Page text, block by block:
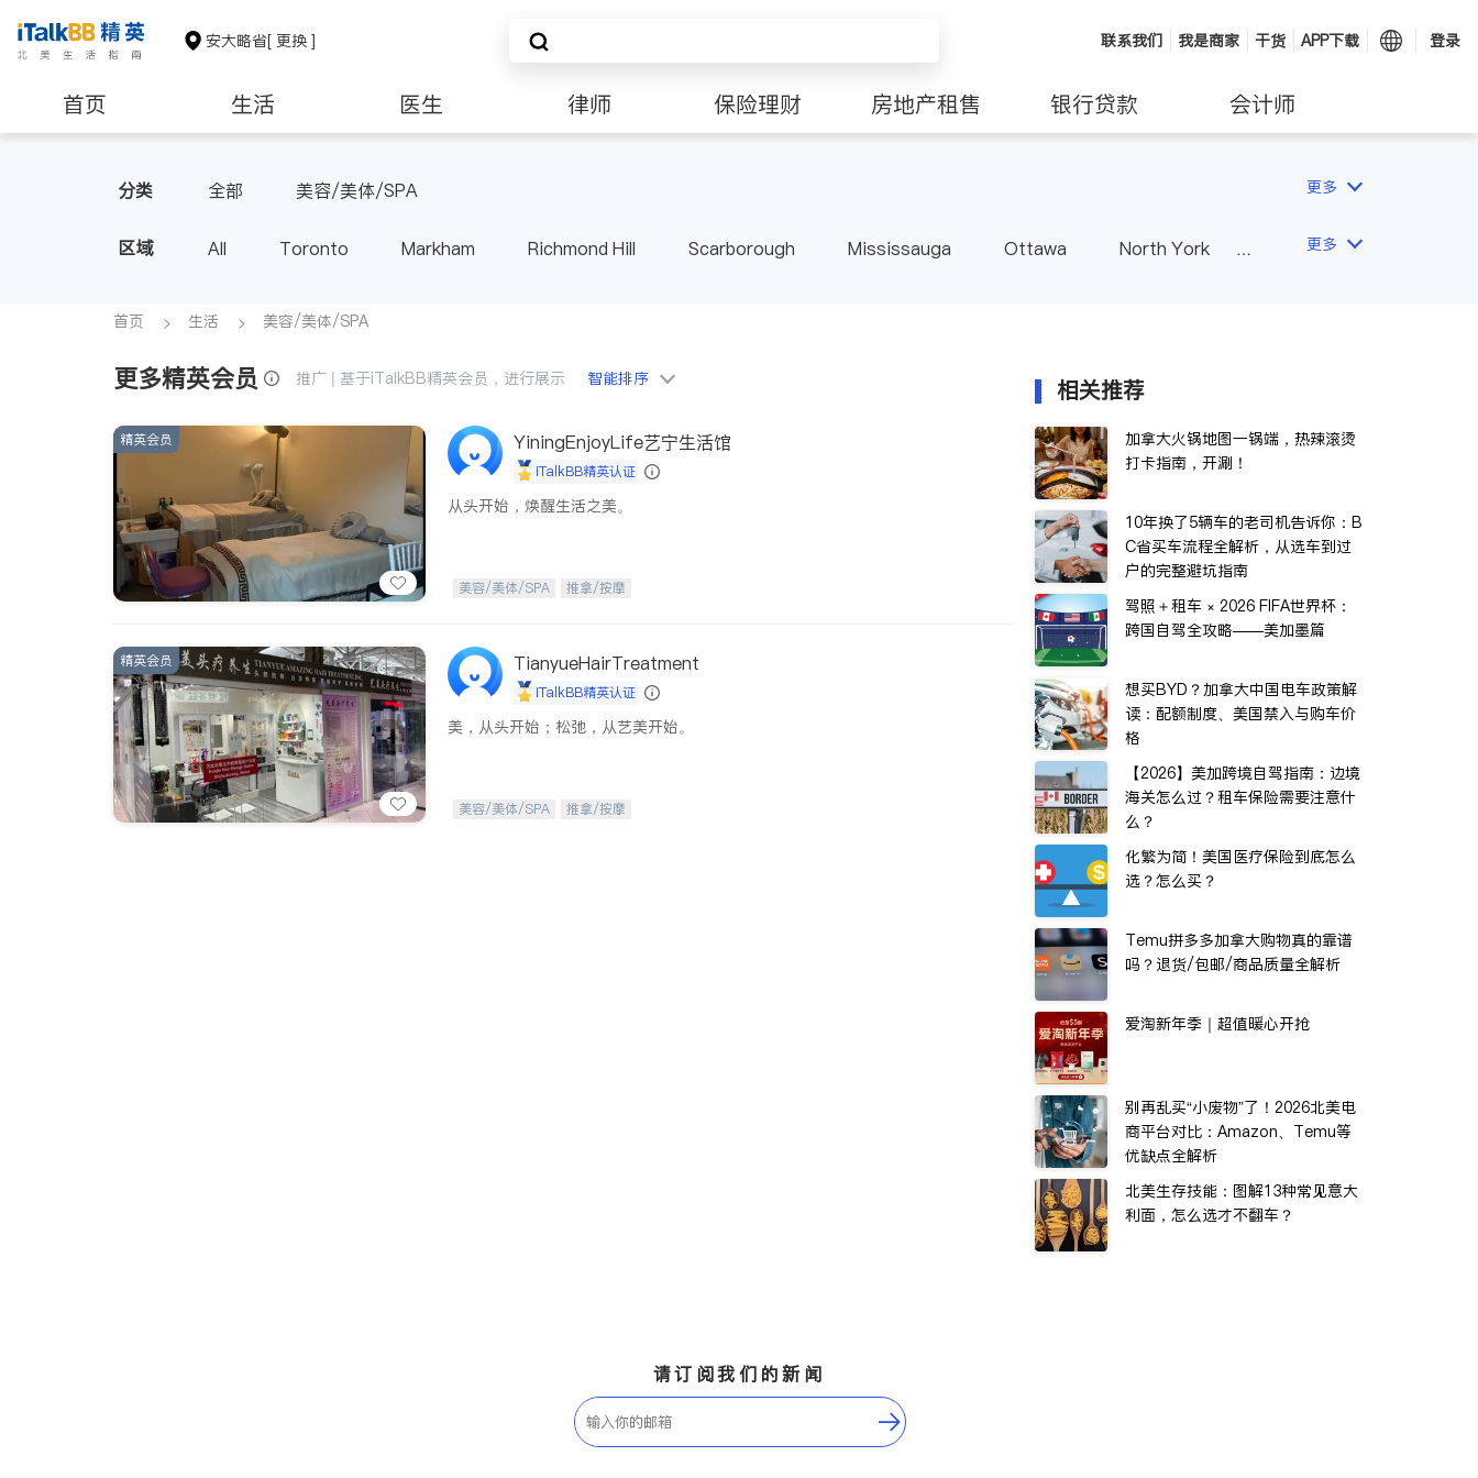
安大略省[ 更换 ] 联系我们 我是商家 干货 APP下载 登录
首页 生活 医生 律师 保险理财 房地产租售 银行贷款 会计师
分类 全部 美容/美体/SPA 更多
区域 All Toronto Markham Richmond Hill Scarborough Mississauga Ottawa
North York
Aurora
Stouffville
更多
首页 生活 美容/美体/SPA
更多精英会员 推广 | 基于iTalkBB精英会员，进行展示 智能排序
精英会员 YiningEnjoyLife艺宁生活馆
iTalkBB精英认证
从头开始，焕醒生活之美。
美容/美体/SPA 推拿/按摩
精英会员 TianyueHairTreatment
iTalkBB精英认证
美，从头开始；松弛，从艺美开始。
美容/美体/SPA 推拿/按摩
相关推荐
加拿大火锅地图一锅端，热辣滚烫
打卡指南，开涮！
10年换了5辆车的老司机告诉你：B
C省买车流程全解析，从选车到过
户的完整避坑指南
驾照＋租车 × 2026 FIFA世界杯：
跨国自驾全攻略——美加墨篇
想买BYD？加拿大中国电车政策解
读：配额制度、美国禁入与购车价
格
【2026】美加跨境自驾指南：边境
海关怎么过？租车保险需要注意什
么？
化繁为简！美国医疗保险到底怎么
选？怎么买？
Temu拼多多加拿大购物真的靠谱
吗？退货/包邮/商品质量全解析
爱淘新年季｜超值暖心开抢
别再乱买“小废物”了！2026北美电
商平台对比：Amazon、Temu等
优缺点全解析
北美生存技能：图解13种常见意大
利面，怎么选才不翻车？
请订阅我们的新闻